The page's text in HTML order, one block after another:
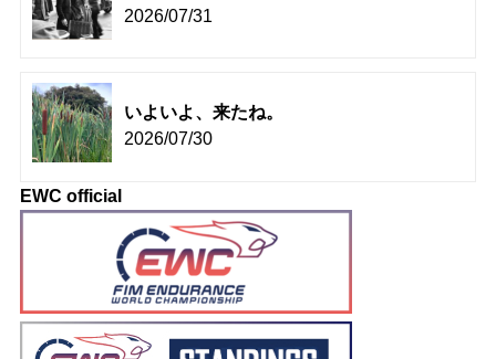
2026/07/31
いよいよ、来たね。
2026/07/30
EWC official